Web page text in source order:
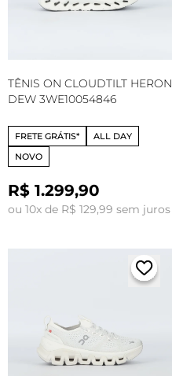
TÊNIS ON CLOUDTILT HERON
DEW 3WE10054846
FRETE GRÁTIS*
ALL DAY
NOVO
R$ 1.299,90
ou 10x de R$ 129,99 sem juros